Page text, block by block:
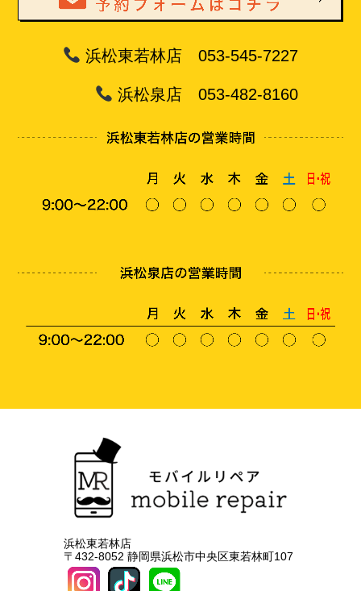
浜松東若林店 053-545-7227
浜松泉店 053-482-8160
浜松東若林店
〒432-8052 静岡県浜松市中央区東若林町107